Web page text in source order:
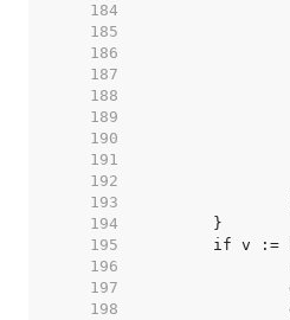
   184
   185
   186
   187
   188
   189
   190
   191
   192
   193
   194
   195
   196
   197
   198